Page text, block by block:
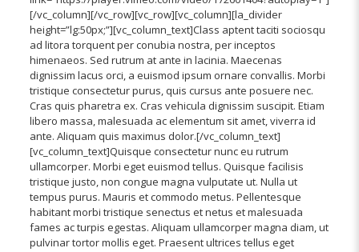
[/vc_column][/vc_row][vc_row][vc_column][la_divider
height=”lg:50px;”][vc_column_text]Class aptent taciti sociosqu
ad litora torquent per conubia nostra, per inceptos
himenaeos. Sed rutrum at ante in lacinia. Maecenas
dignissim lacus orci, a euismod ipsum ornare convallis. Morbi
tristique consectetur purus, quis cursus ante posuere nec.
Cras quis pharetra ex. Cras vehicula dignissim suscipit. Etiam
libero massa, malesuada ac elementum sit amet, viverra id
ante. Aliquam quis maximus dolor.[/vc_column_text]
[vc_column_text]Quisque consectetur nunc eu rutrum
ullamcorper. Morbi eget euismod tellus. Quisque facilisis
tristique justo, non congue magna vulputate ut. Nulla ut
tempus purus. Mauris et commodo metus. Pellentesque
habitant morbi tristique senectus et netus et malesuada
fames ac turpis egestas. Aliquam ullamcorper magna diam, ut
pulvinar tortor mollis eget. Praesent ultrices tellus eget